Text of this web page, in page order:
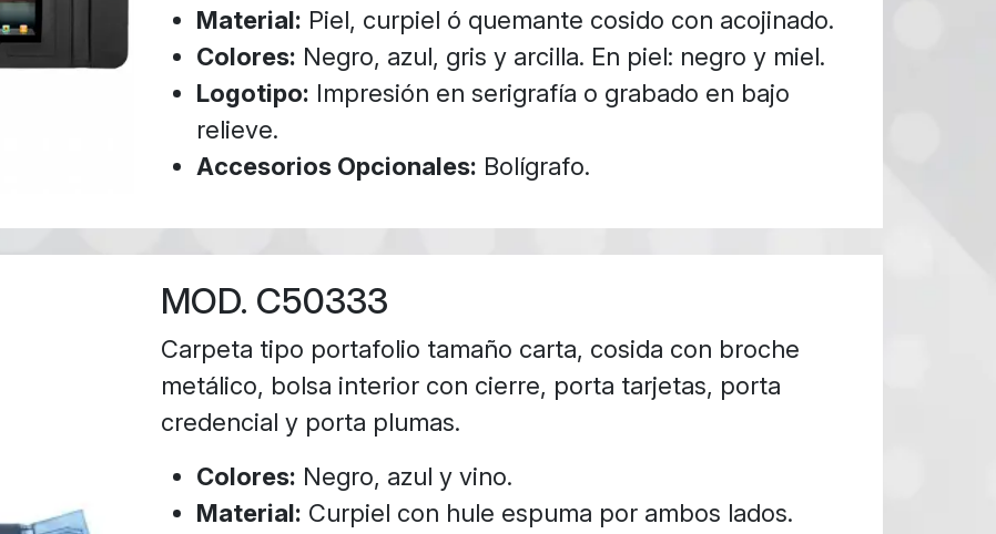
Material: Piel, curpiel ó quemante cosido con acojinado.
Colores: Negro, azul, gris y arcilla. En piel: negro y miel.
Logotipo: Impresión en serigrafía o grabado en bajo
relieve.
Accesorios Opcionales: Bolígrafo.
MOD. C50333
Carpeta tipo portafolio tamaño carta, cosida con broche
metálico, bolsa interior con cierre, porta tarjetas, porta
credencial y porta plumas.
Colores: Negro, azul y vino.
Material: Curpiel con hule espuma por ambos lados.